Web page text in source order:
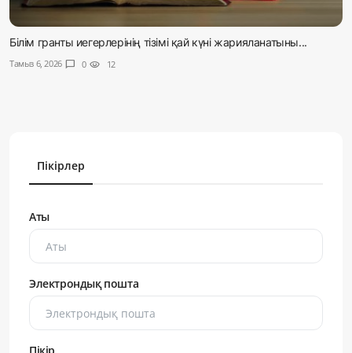
Білім гранты иегерлерінің тізімі қай күні жарияланатыны...
Тамыз 6, 2026 chat_bubble 0 visibility 12
Пікірлер
Аты
Электрондық пошта